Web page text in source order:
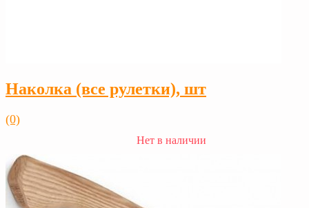
Наколка (все рулетки), шт
(0)
Нет в наличии